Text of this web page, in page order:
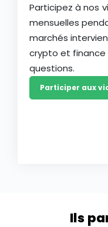
Participez à nos
mensuelles
marchés
crypto et
questions.
Participer aux
Ils